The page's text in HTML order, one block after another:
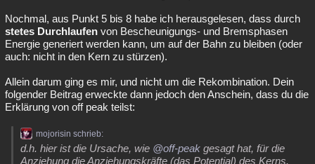
Nochmal, aus Punkt 5 bis 8 habe ich herausgelesen, dass durch
stetes Durchlaufen von Bescheunigungs- und Bremsphasen
Energie generiert werden kann, um auf der Bahn zu bleiben (oder
auch: nicht in den Kern zu stürzen).
Allein darum ging es mir, und nicht um die Rekombination. Dein
folgender Beitrag erweckte dann jedoch den Anschein, dass du die
Erklärung von off peak teilst:
mojorisin schrieb:
d.h. hier ist die Ursache, wie @off-peak gesagt hat, für die
Anziehung die Anziehungskräfte (das Potential) des Kerns.